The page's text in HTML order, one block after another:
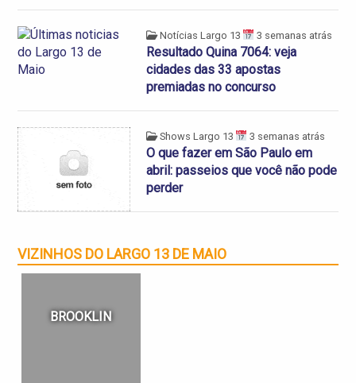
Notícias Largo 13 3 semanas atrás
Resultado Quina 7064: veja
cidades das 33 apostas
premiadas no concurso
Shows Largo 13 3 semanas atrás
O que fazer em São Paulo em
abril: passeios que você não pode
perder
VIZINHOS DO LARGO 13 DE MAIO
BROOKLIN